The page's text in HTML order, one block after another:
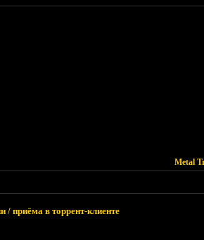
Metal
/ приёма в торрент-клиенте